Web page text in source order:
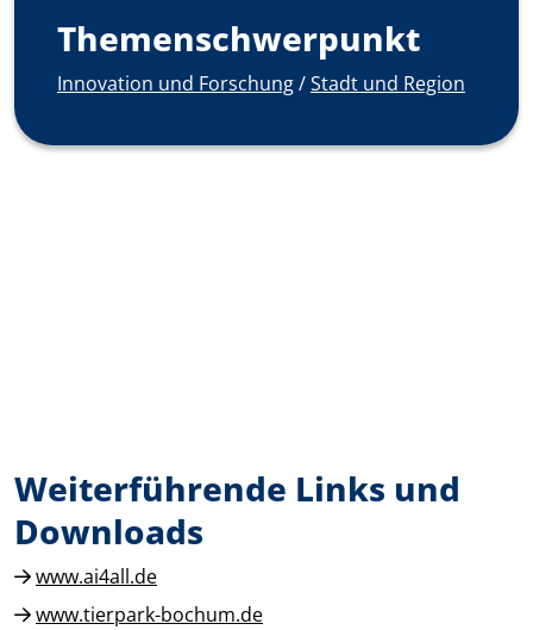
Themenschwerpunkt
Innovation und Forschung/Stadt und Region
Weiterführende Links und
Downloads
www.ai4all.de
www.tierpark-bochum.de